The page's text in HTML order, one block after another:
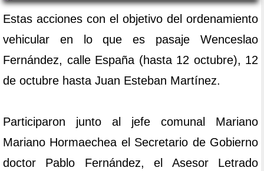
Estas acciones con el objetivo del ordenamiento
vehicular en lo que es pasaje Wenceslao
Fernández, calle España (hasta 12 octubre), 12
de octubre hasta Juan Esteban Martínez.
Participaron junto al jefe comunal Mariano
Mariano Hormaechea el Secretario de Gobierno
doctor Pablo Fernández, el Asesor Letrado